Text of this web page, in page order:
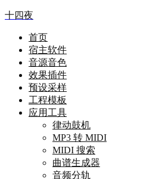
十四夜
首页
宿主软件
音源音色
效果插件
预设采样
工程模板
应用工具
律动鼓机
MP3 转 MIDI
MIDI 搜索
曲谱生成器
音频分轨